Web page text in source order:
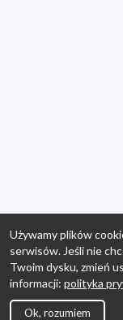
Używamy plików
serwisów. Jeśli nie
Twoim dysku, zmień
informacji: polityka
Ok, rozumiem